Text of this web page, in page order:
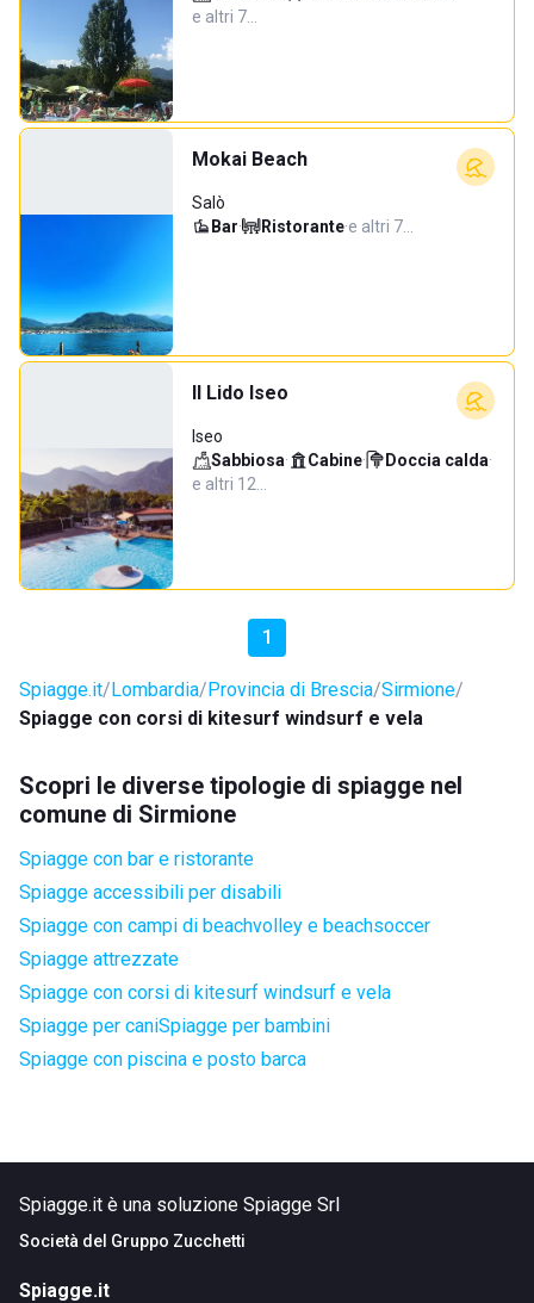
e altri 7…
Mokai Beach
Salò
Bar· Ristorante·e altri 7…
Il Lido Iseo
Iseo
Sabbiosa· Cabine· Doccia calda·
e altri 12…
1
Spiagge.it Lombardia Provincia di Brescia Sirmione
Spiagge con corsi di kitesurf windsurf e vela
Scopri le diverse tipologie di spiagge nel
comune di Sirmione
Spiagge con bar e ristorante
Spiagge accessibili per disabili
Spiagge con campi di beachvolley e beachsoccer
Spiagge attrezzate
Spiagge con corsi di kitesurf windsurf e vela
Spiagge per caniSpiagge per bambini
Spiagge con piscina e posto barca
Spiagge.it è una soluzione Spiagge Srl
Società del Gruppo Zucchetti
Spiagge.it